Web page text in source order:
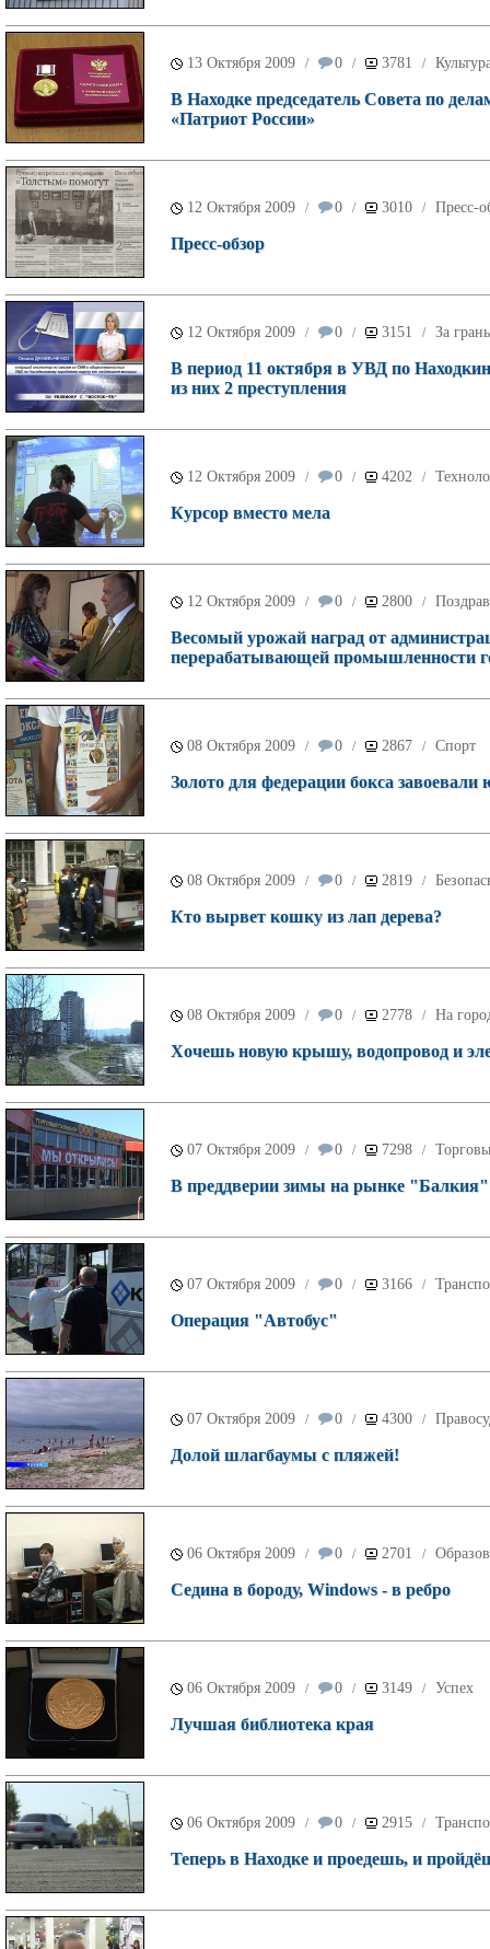
13 Октября 2009 / 0 / 3781 /
В Находке председатель Совета по
«Патриот России»
12 Октября 2009 / 0 / 3010 / Пресс-
Пресс-обзор
12 Октября 2009 / 0 / 3151 / За
В период 11 октября в УВД по
из них 2 преступления
12 Октября 2009 / 0 / 4202 /
Курсор вместо мела
12 Октября 2009 / 0 / 2800 /
Весомый урожай наград от
перерабатывающей промышленности
08 Октября 2009 / 0 / 2867 / Спорт
Золото для федерации бокса
08 Октября 2009 / 0 / 2819 /
Кто вырвет кошку из лап дерева?
08 Октября 2009 / 0 / 2778 / На
Хочешь новую крышу, водопровод и
07 Октября 2009 / 0 / 7298 /
В преддверии зимы на рынке
07 Октября 2009 / 0 / 3166 /
Операция "Автобус"
07 Октября 2009 / 0 / 4300 /
Долой шлагбаумы с пляжей!
06 Октября 2009 / 0 / 2701 /
Седина в бороду, Windows - в ребро
06 Октября 2009 / 0 / 3149 / Успех
Лучшая библиотека края
06 Октября 2009 / 0 / 2915 /
Теперь в Находке и проедешь, и